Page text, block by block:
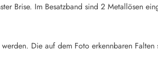
Brise. Im Besatzband sind 2 Metallösen
Die auf dem Foto erkennbaren